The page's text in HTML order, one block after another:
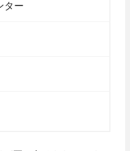
ター